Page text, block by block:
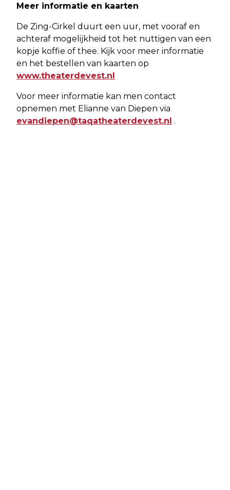
Meer informatie en kaarten
De Zing-Cirkel duurt een uur, met vooraf en
achteraf mogelijkheid tot het nuttigen van een
kopje koffie of thee. Kijk voor meer informatie
en het bestellen van kaarten op
www.theaterdevest.nl
Voor meer informatie kan men contact
opnemen met Elianne van Diepen via
evandiepen@taqatheaterdevest.nl .